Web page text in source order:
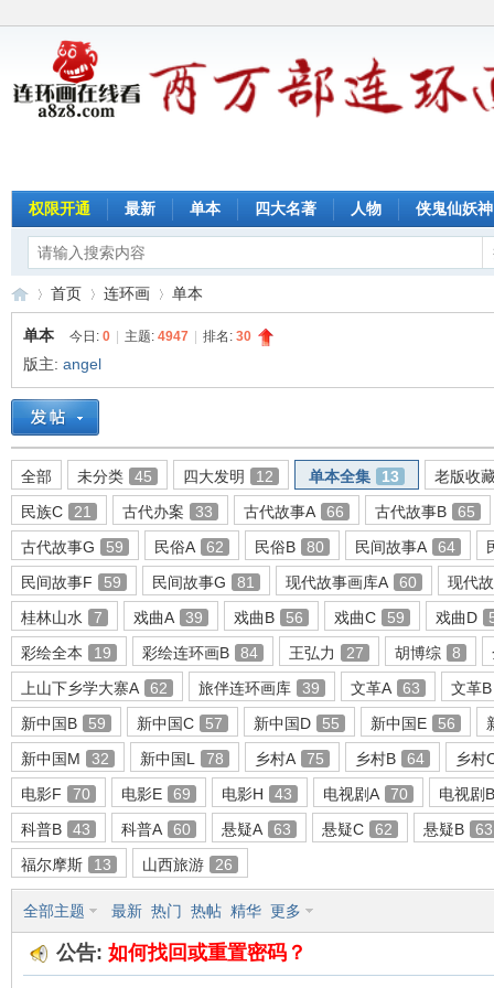
权限开通 最新 单本 四大名著 人物 侠鬼仙妖神
连
环
画
»
首页
›
连环画
›
单本
单本 今日: 0 主题: 4947 排名: 30
版主: angel
全部 未分类 45 四大发明 12 单本全集 13
老版收
民族C
21 古代办案 33 古代故事A 66 古代故事B
65
古代故事G
59 民俗A 62 民俗B 80 民间故事A 64
民间故事F
59 民间故事G 81 现代故事画库A 60
现代
桂林山水
7 戏曲A 39 戏曲B 56 戏曲C 59 戏曲D
彩绘全本
19 彩绘连环画B 84 王弘力 27 胡博综 8
上山下乡学大寨A
62 旅伴连环画库 39 文革A 63
文革B
新中国B
59 新中国C 57 新中国D 55 新中国E 56
新中国M
32 新中国L 78 乡村A 75 乡村B 64
乡村
电影F
70 电影E 69 电影H 43 电视剧A 70
电视剧B
科普B
43 科普A 60 悬疑A 63 悬疑C 62 悬疑B
63
福尔摩斯
13 山西旅游 26
全部主题 最新 热门 热帖 精华 更多
公告: 如何找回或重置密码？